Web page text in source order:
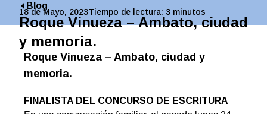
Blog
Roque Vinueza – Ambato, ciudad
y memoria.
18 de Mayo, 2023Tiempo de lectura: 3 minutos
Roque Vinueza – Ambato, ciudad y
memoria.
FINALISTA DEL CONCURSO DE ESCRITURA